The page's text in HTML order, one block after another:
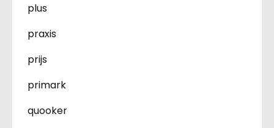
plus
praxis
prijs
primark
quooker